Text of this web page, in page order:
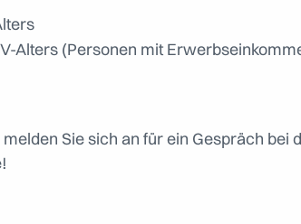
Alters (Personen mit
Sie sich an für ein Gespräch bei